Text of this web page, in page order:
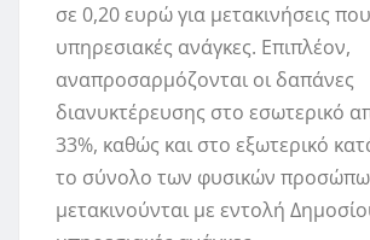
σε 0,20 ευρώ για μετακινήσεις
υπηρεσιακές ανάγκες. Επιπλέον,
αναπροσαρμόζονται οι δαπάνες
διανυκτέρευσης στο εσωτερικό
33%, καθώς και στο εξωτερικό
το σύνολο των φυσικών
μετακινούνται με εντολή